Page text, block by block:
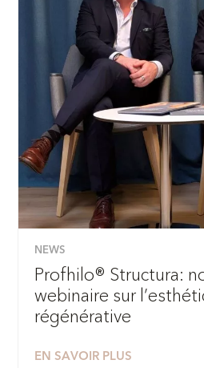
NEWS
Profhilo® Structura:
webinaire sur
régénérative
EN SAVOIR PLUS